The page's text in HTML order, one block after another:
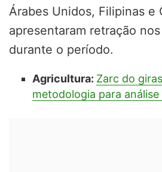
Árabes Unidos, Filipinas e
apresentaram retração
durante o período.
Agricultura: Zarc do
metodologia para